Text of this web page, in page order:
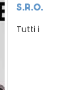
S.R.O.
Tutti i